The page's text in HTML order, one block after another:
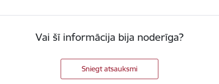
Vai šī informācija bija noderīga?
Sniegt atsauksmi